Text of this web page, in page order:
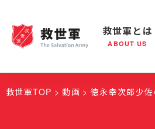
救世軍とは
ABOUT US
救世軍とは 世界が抱えて
救世軍TOP 動画 徳永幸次郎少